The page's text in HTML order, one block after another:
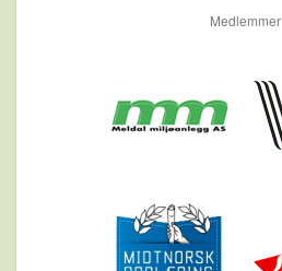
Medlemmer